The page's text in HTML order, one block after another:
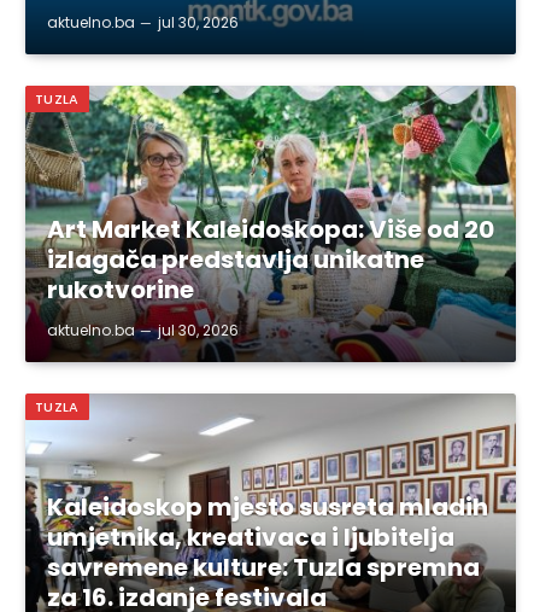
aktuelno.ba jul 30, 2026
TUZLA
Art Market Kaleidoskopa: Više od 20
izlagača predstavlja unikatne
rukotvorine
aktuelno.ba jul 30, 2026
TUZLA
Kaleidoskop mjesto susreta mladih
umjetnika, kreativaca i ljubitelja
savremene kulture: Tuzla spremna
za 16. izdanje festivala